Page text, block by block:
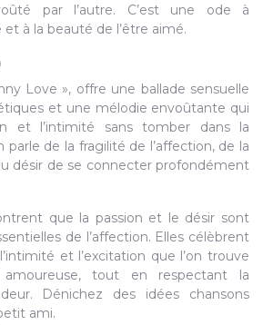
par l’autre. C’est une ode à
et à la beauté de l’être aimé.
Love », offre une ballade sensuelle
et une mélodie envoûtante qui
et l’intimité sans tomber dans la
parle de la fragilité de l’affection, de la
désir de se connecter profondément
que la passion et le désir sont
de l’affection. Elles célèbrent
et l’excitation que l’on trouve
tout en respectant la
Dénichez des idées chansons
ami.